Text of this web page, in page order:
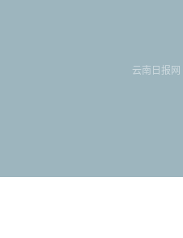
云南日报网